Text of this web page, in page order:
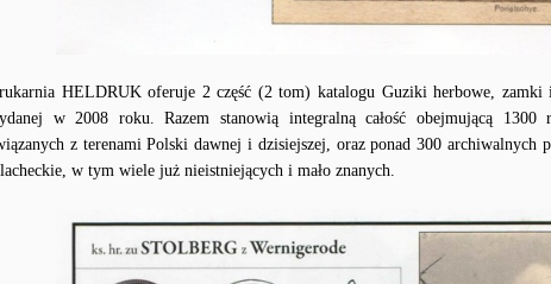
HELDRUK oferuje 2 część (2 tom) katalogu Guziki herbowe, zamki
w 2008 roku. Razem stanowią integralną całość obejmującą
z terenami Polski dawnej i dzisiejszej, oraz ponad 300 archiwalnych
w tym wiele już nieistniejących i mało znanych.